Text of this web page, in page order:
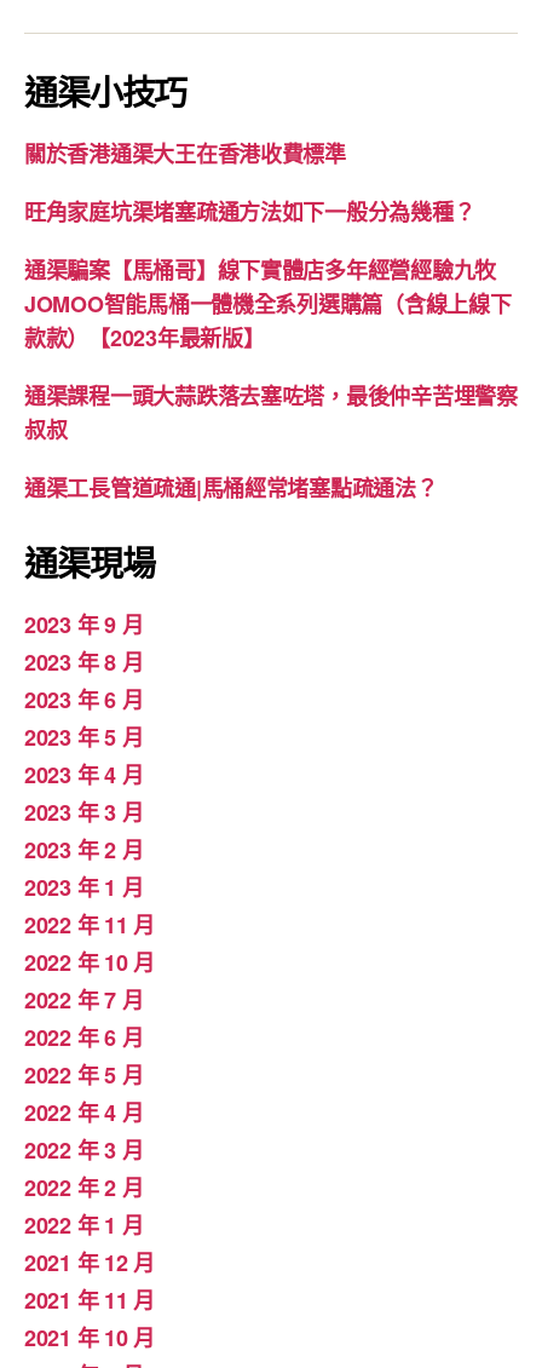
通渠小技巧
關於香港通渠大王在香港收費標準
旺角家庭坑渠堵塞疏通方法如下一般分為幾種？
通渠騙案【馬桶哥】線下實體店多年經營經驗九牧
JOMOO智能馬桶一體機全系列選購篇（含線上線下
款款）【2023年最新版】
通渠課程一頭大蒜跌落去塞咗塔，最後仲辛苦埋警察
叔叔
通渠工長管道疏通|馬桶經常堵塞點疏通法？
通渠現場
2023 年 9 月
2023 年 8 月
2023 年 6 月
2023 年 5 月
2023 年 4 月
2023 年 3 月
2023 年 2 月
2023 年 1 月
2022 年 11 月
2022 年 10 月
2022 年 7 月
2022 年 6 月
2022 年 5 月
2022 年 4 月
2022 年 3 月
2022 年 2 月
2022 年 1 月
2021 年 12 月
2021 年 11 月
2021 年 10 月